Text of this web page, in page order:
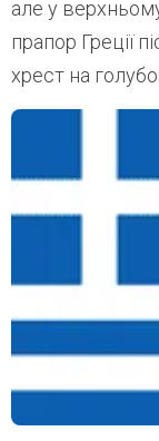
але у
прапор Греції
хрест на